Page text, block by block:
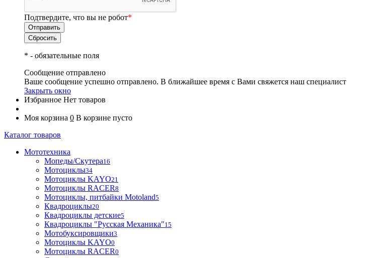
Подтвердите, что вы не робот*
* - обязательные поля
Сообщение отправлено
Ваше сообщение успешно отправлено. В ближайшее время с Вами свяжется наш специалист
Закрыть окно
Избранное Нет товаров
Моя корзина 0 В корзине пусто
Каталог товаров
Мототехника
Мопеды/Скутера16
Мотоциклы34
Мотоциклы KAYO21
Мотоциклы RACER8
Мотоциклы, питбайки Motoland5
Квадроциклы20
Квадроциклы детские5
Квадроциклы "Русская Механика"15
Мотобуксировщики3
Мотоциклы KAYO0
Мотоциклы RACER0